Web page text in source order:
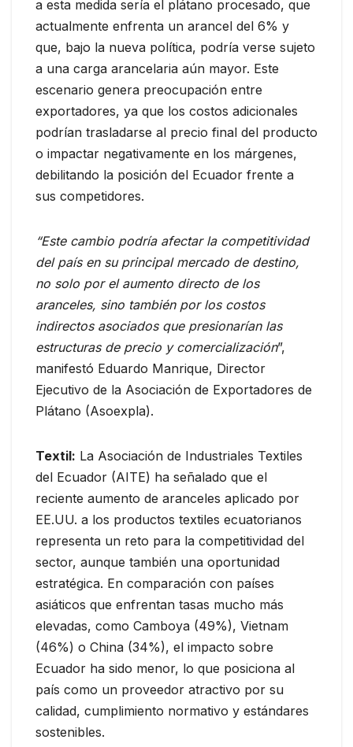
a esta medida sería el plátano procesado, que
actualmente enfrenta un arancel del 6% y
que, bajo la nueva política, podría verse sujeto
a una carga arancelaria aún mayor. Este
escenario genera preocupación entre
exportadores, ya que los costos adicionales
podrían trasladarse al precio final del producto
o impactar negativamente en los márgenes,
debilitando la posición del Ecuador frente a
sus competidores.
“Este cambio podría afectar la competitividad
del país en su principal mercado de destino,
no solo por el aumento directo de los
aranceles, sino también por los costos
indirectos asociados que presionarían las
estructuras de precio y comercialización”,
manifestó Eduardo Manrique, Director
Ejecutivo de la Asociación de Exportadores de
Plátano (Asoexpla).
Textil: La Asociación de Industriales Textiles
del Ecuador (AITE) ha señalado que el
reciente aumento de aranceles aplicado por
EE.UU. a los productos textiles ecuatorianos
representa un reto para la competitividad del
sector, aunque también una oportunidad
estratégica. En comparación con países
asiáticos que enfrentan tasas mucho más
elevadas, como Camboya (49%), Vietnam
(46%) o China (34%), el impacto sobre
Ecuador ha sido menor, lo que posiciona al
país como un proveedor atractivo por su
calidad, cumplimiento normativo y estándares
sostenibles.